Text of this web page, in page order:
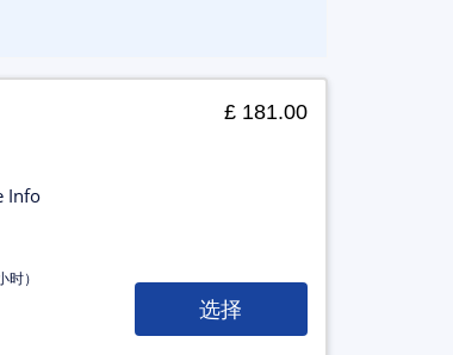
Info
时）
£ 181.00
选择